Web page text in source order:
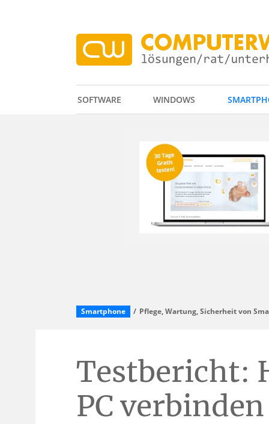
SOFTWARE WINDOWS
Smartphone Pflege, Wartung, Sicherheit von
Testbericht:
PC